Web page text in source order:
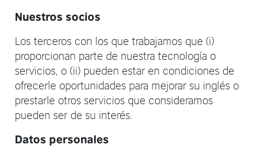
Nuestros socios
Los terceros con los que trabajamos que (i)
proporcionan parte de nuestra tecnología o
servicios, o (ii) pueden estar en condiciones de
ofrecerle oportunidades para mejorar su inglés o
prestarle otros servicios que consideramos
pueden ser de su interés.
Datos personales